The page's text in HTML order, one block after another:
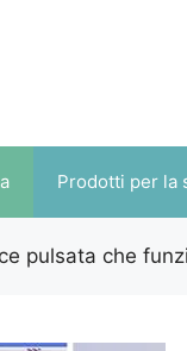
Prodotti per la
pulsata che